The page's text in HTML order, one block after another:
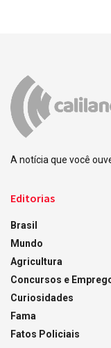
A notícia que você
Editorias
Brasil
Mundo
Agricultura
Concursos e
Curiosidades
Fama
Fatos Policiais